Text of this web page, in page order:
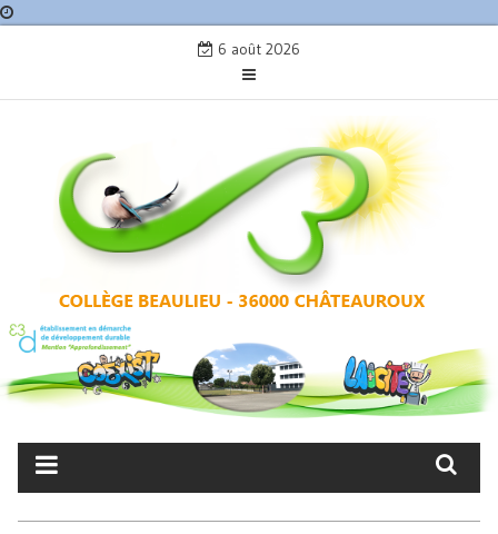
6 août 2026
COLLÈGE BEAULIEU –
CHÂTEAUROUX